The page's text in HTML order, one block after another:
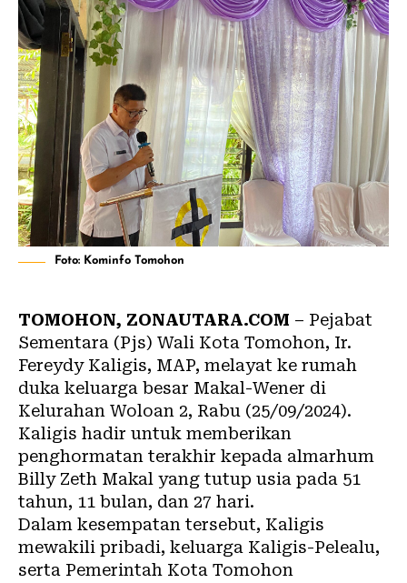
Foto: Kominfo Tomohon
TOMOHON, ZONAUTARA.COM – Pejabat
Sementara (Pjs) Wali Kota Tomohon, Ir.
Fereydy Kaligis, MAP, melayat ke rumah
duka keluarga besar Makal-Wener di
Kelurahan Woloan 2, Rabu (25/09/2024).
Kaligis hadir untuk memberikan
penghormatan terakhir kepada almarhum
Billy Zeth Makal yang tutup usia pada 51
tahun, 11 bulan, dan 27 hari.
Dalam kesempatan tersebut, Kaligis
mewakili pribadi, keluarga Kaligis-Pelealu,
serta Pemerintah Kota Tomohon